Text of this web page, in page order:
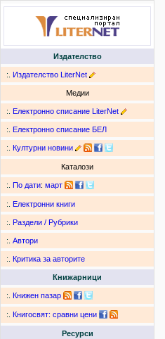
Издателство
:. Издателство LiterNet
Медии
:. Електронно списание LiterNet
:. Електронно списание БЕЛ
:. Културни новини
Каталози
:. По дати: март
:. Електронни книги
:. Раздели / Рубрики
:. Автори
:. Критика за авторите
Книжарници
:. Книжен пазар
:. Книгосвят: сравни цени
Ресурси